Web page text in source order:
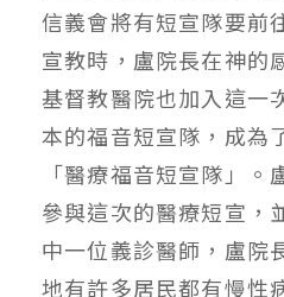
信義會將有短宣隊要前
宣教時，盧院長在神的
基督教醫院也加入這一
本的福音短宣隊，成為
「醫療福音短宣隊」。
參與這次的醫療短宣，
中一位義診醫師，盧院
地有許多居民都有慢性